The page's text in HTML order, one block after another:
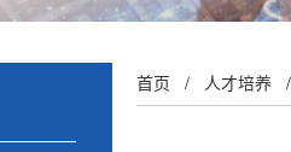
首页 / 人才培养